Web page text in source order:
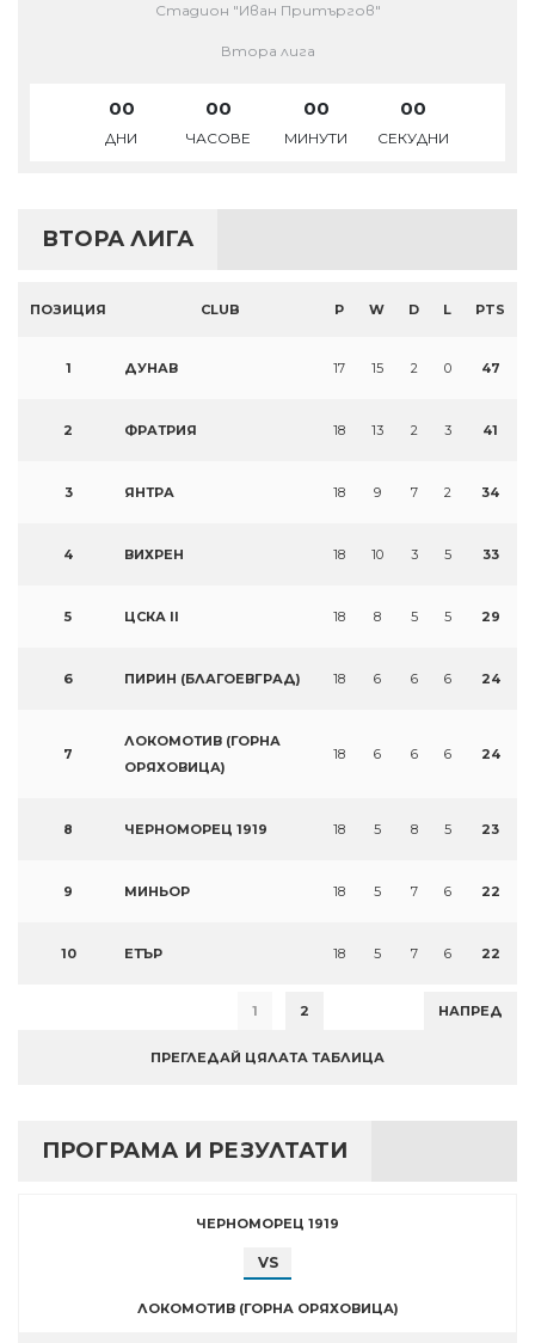
Стадион "Иван Притъргов"
Втора лига
00
ДНИ
00
ЧАСОВЕ
00
МИНУТИ
00
СЕКУДНИ
ВТОРА ЛИГА
ПОЗИЦИЯ CLUB P W D L PTS
1 ДУНАВ 17 15 2 0 47
2 ФРАТРИЯ 18 13 2 3 41
3 ЯНТРА 18 9 7 2 34
4 ВИХРЕН 18 10 3 5 33
5 ЦСКА II 18 8 5 5 29
6 ПИРИН (БЛАГОЕВГРАД) 18 6 6 6 24
7
ЛОКОМОТИВ (ГОРНА
ОРЯХОВИЦА)
18 6 6 6 24
8 ЧЕРНОМОРЕЦ 1919 18 5 8 5 23
9 МИНЬОР 18 5 7 6 22
10 ЕТЪР 18 5 7 6 22
1 2 НАПРЕД
ПРЕГЛЕДАЙ ЦЯЛАТА ТАБЛИЦА
ПРОГРАМА И РЕЗУЛТАТИ
ЧЕРНОМОРЕЦ 1919
VS
ЛОКОМОТИВ (ГОРНА ОРЯХОВИЦА)